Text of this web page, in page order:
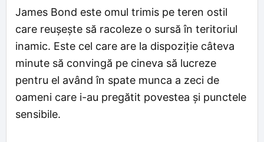
James Bond este omul trimis pe teren ostil
care reușește să racoleze o sursă în teritoriul
inamic. Este cel care are la dispoziție câteva
minute să convingă pe cineva să lucreze
pentru el având în spate munca a zeci de
oameni care i-au pregătit povestea și punctele
sensibile.